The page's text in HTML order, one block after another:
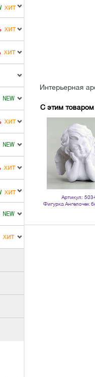
Интерьерная
С этим
7,5х4 см для
Артикул:
Фигурка Ангелочек